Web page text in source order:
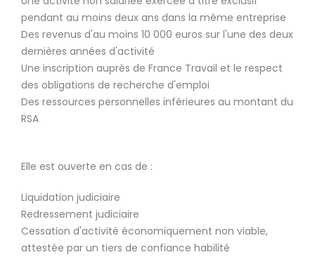
pendant au moins deux ans dans la même entreprise
Des revenus d'au moins 10 000 euros sur l'une des deux
dernières années d'activité
Une inscription auprès de France Travail et le respect
des obligations de recherche d'emploi
Des ressources personnelles inférieures au montant du
RSA
Elle est ouverte en cas de :
Liquidation judiciaire
Redressement judiciaire
Cessation d'activité économiquement non viable,
attestée par un tiers de confiance habilité